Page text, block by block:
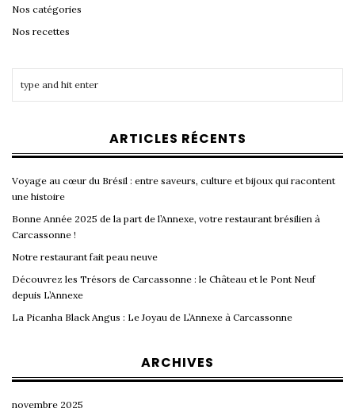
Nos catégories
Nos recettes
ARTICLES RÉCENTS
Voyage au cœur du Brésil : entre saveurs, culture et bijoux qui racontent
une histoire
Bonne Année 2025 de la part de l’Annexe, votre restaurant brésilien à
Carcassonne !
Notre restaurant fait peau neuve
Découvrez les Trésors de Carcassonne : le Château et le Pont Neuf
depuis L’Annexe
La Picanha Black Angus : Le Joyau de L’Annexe à Carcassonne
ARCHIVES
novembre 2025